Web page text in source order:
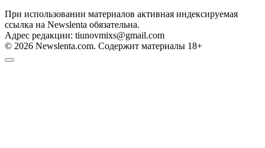
При использовании материалов активная индексируемая
ссылка на Newslenta обязательна.
Адрес редакции: tiunovmixs@gmail.com
© 2026 Newslenta.com. Содержит материалы 18+